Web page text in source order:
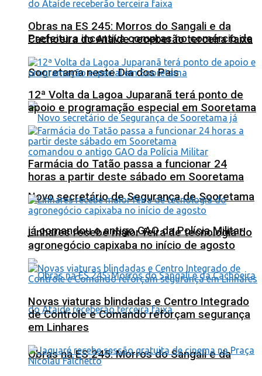
Prefeitura incentiva compras no comércio de
Sooretama neste Dia dos Pais
Novo secretário de Segurança de Sooretama
já comandou o antigo GAO da Polícia Militar
Obras na ES 245: Morros do Sangali e da
Obras na ES 245: Morros do Sangali e da
Cachoeira do Ataíde receberão terceira faixa
12ª Volta da Lagoa Juparanã terá ponto de
apoio e programação especial em Sooretama
Farmácia do Tatão passa a funcionar 24
horas a partir deste sábado em Sooretama
Linhares recebe maior feira de tecnologia do
agronegócio capixaba no início de agosto
Novas viaturas blindadas e Centro Integrado
de Controle e Comando reforçam segurança
em Linhares